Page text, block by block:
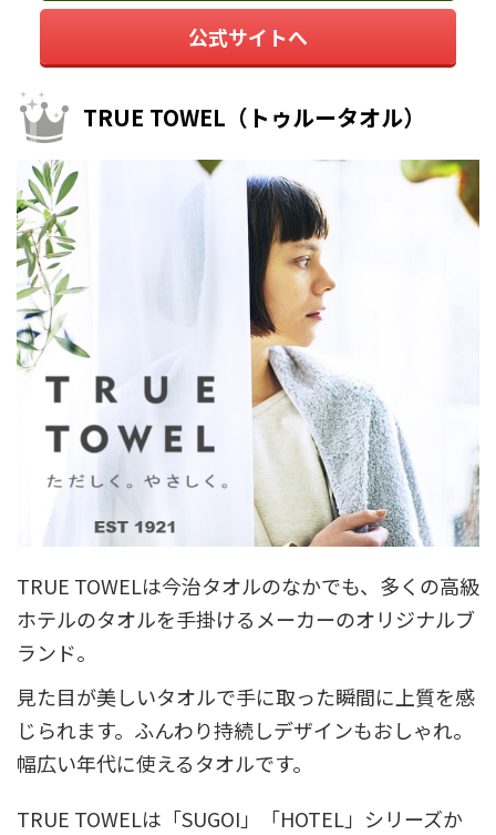
公式サイトへ
TRUE TOWEL（トゥルータオル）
TRUE TOWELは今治タオルのなかでも、多くの高級
ホテルのタオルを手掛けるメーカーのオリジナルブ
ランド。
見た目が美しいタオルで手に取った瞬間に上質を感
じられます。ふんわり持続しデザインもおしゃれ。
幅広い年代に使えるタオルです。
TRUE TOWELは「SUGOI」「HOTEL」シリーズか